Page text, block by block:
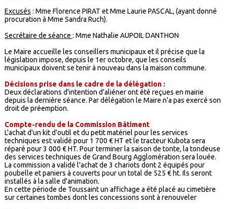
Excusés : Mme Florence PIRAT et Mme Laurie PASCAL, (ayant donné
procuration à Mme Sandra Ruch).
Secrétaire de séance : Mme Nathalie AUPOIL DANTHON
Le Maire accueille les conseillers municipaux et il précise que la
législation impose, depuis le 1er octobre, que les conseils
municipaux doivent se tenir à nouveau dans la maison commune.
Décisions prise dans le cadre de la délégation :
Deux déclarations d'intention d'aliéner ont été reçues en mairie
depuis la dernière séance. Par délégation le Maire n'a pas exercé son
droit de préemption.
Compte-rendu de la Commission Bâtiment
L'achat d'un kit d'outil et du petit matériel pour les services
techniques est validé pour 1 700 € HT et le tracteur Kubota sera
réparé pour 3 000 € HT. Pour terminer la saison de tonte, la tondeuse
des services techniques de Grand Bourg Agglomération sera louée.
La commission a validé l'achat de 3 chariots dont 2 équipés pour
poubelle et paniers à couverts pour un total de 525 € ht. Ils seront
installés à la salle d'animation.
En cette période de Toussaint un affichage a été placé au cimetière
sur certaines tombes dont les concessions sont à renouveler